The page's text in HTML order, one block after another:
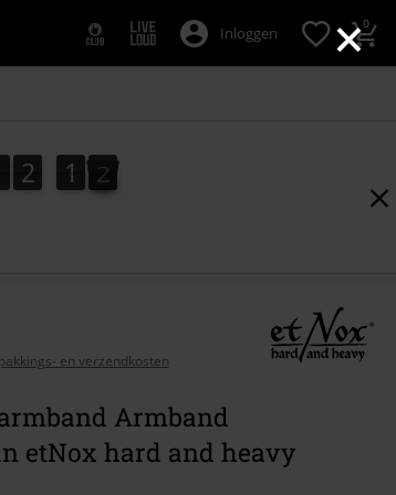
×
Inloggen 0
2
2 1
1 0
1
0
2
1
en verzendkosten
Armband
etNox hard and heavy